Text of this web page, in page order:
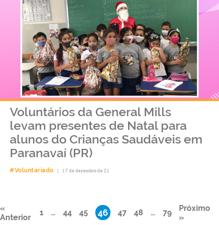
Voluntários da General Mills
levam presentes de Natal para
alunos do Crianças Saudáveis em
Paranavaí (PR)
#Voluntariado | 17 de dezembro de 21
«
Anterior
1 … 44 45 46 47 48 … 79
Próximo
»